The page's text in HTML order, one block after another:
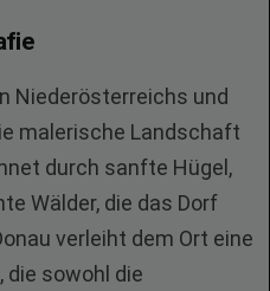
Niederösterreichs und
malerische Landschaft
durch sanfte Hügel,
Wälder, die das Dorf
verleiht dem Ort eine
sowohl die